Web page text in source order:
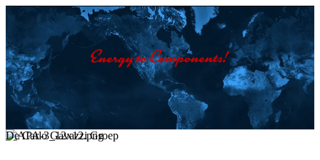
De Carlo Gavazzi Groep